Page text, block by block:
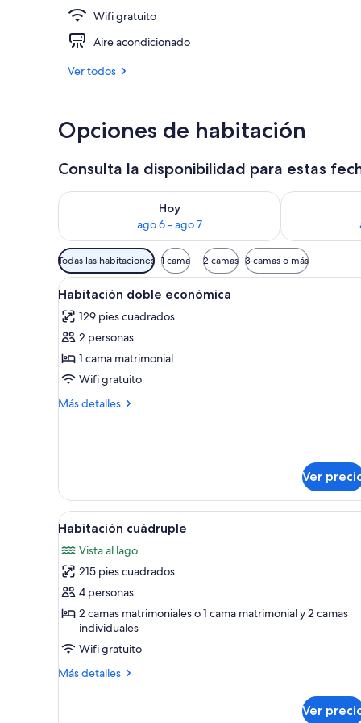
Wifi gratuito
Aire acondicionado
Ver todos
Opciones de habitación
Consulta la disponibilidad para estas
Hoy
ago 6 - ago 7
Consulta la disponibilidad para hoy ago 6 - ago 7
Consulta la
Filtros
disponibles
para
las
habitaciones
Todas las habitaciones 1 cama 2 camas 3 camas o más
Abrir
todas
las
fotos
de
Habitación
doble
Un dormitorio con un
8
Habitación doble económica
129 pies cuadrados
2 personas
1 cama matrimonial
Wifi gratuito
Más detalles
Más
Ver
Abrir
todas
las
fotos
de
Habitación
cuádruple
Una habitación con dos
12
Habitación cuádruple
Vista al lago
215 pies cuadrados
4 personas
2 camas matrimoniales o 1 cama matrimonial y 2 camas
individuales
Wifi gratuito
Más detalles
Más
Ver